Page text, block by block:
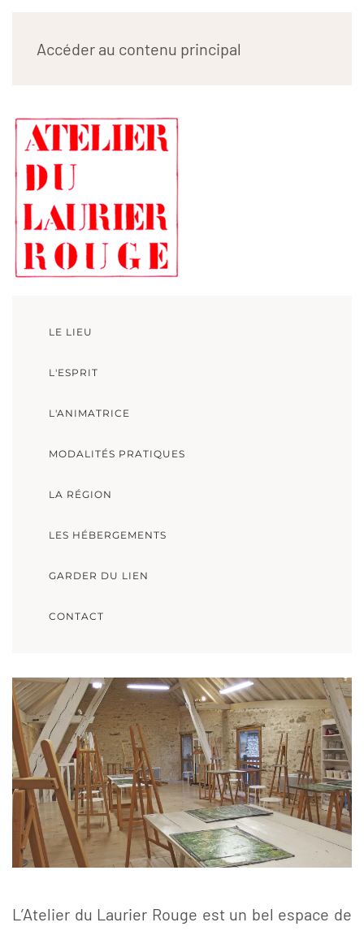
Accéder au contenu principal
ROUGE
LE LIEU
L'ESPRIT
L'ANIMATRICE
MODALITÉS PRATIQUES
LA RÉGION
LES HÉBERGEMENTS
GARDER DU LIEN
CONTACT
L’Atelier du Laurier Rouge est un bel espace de